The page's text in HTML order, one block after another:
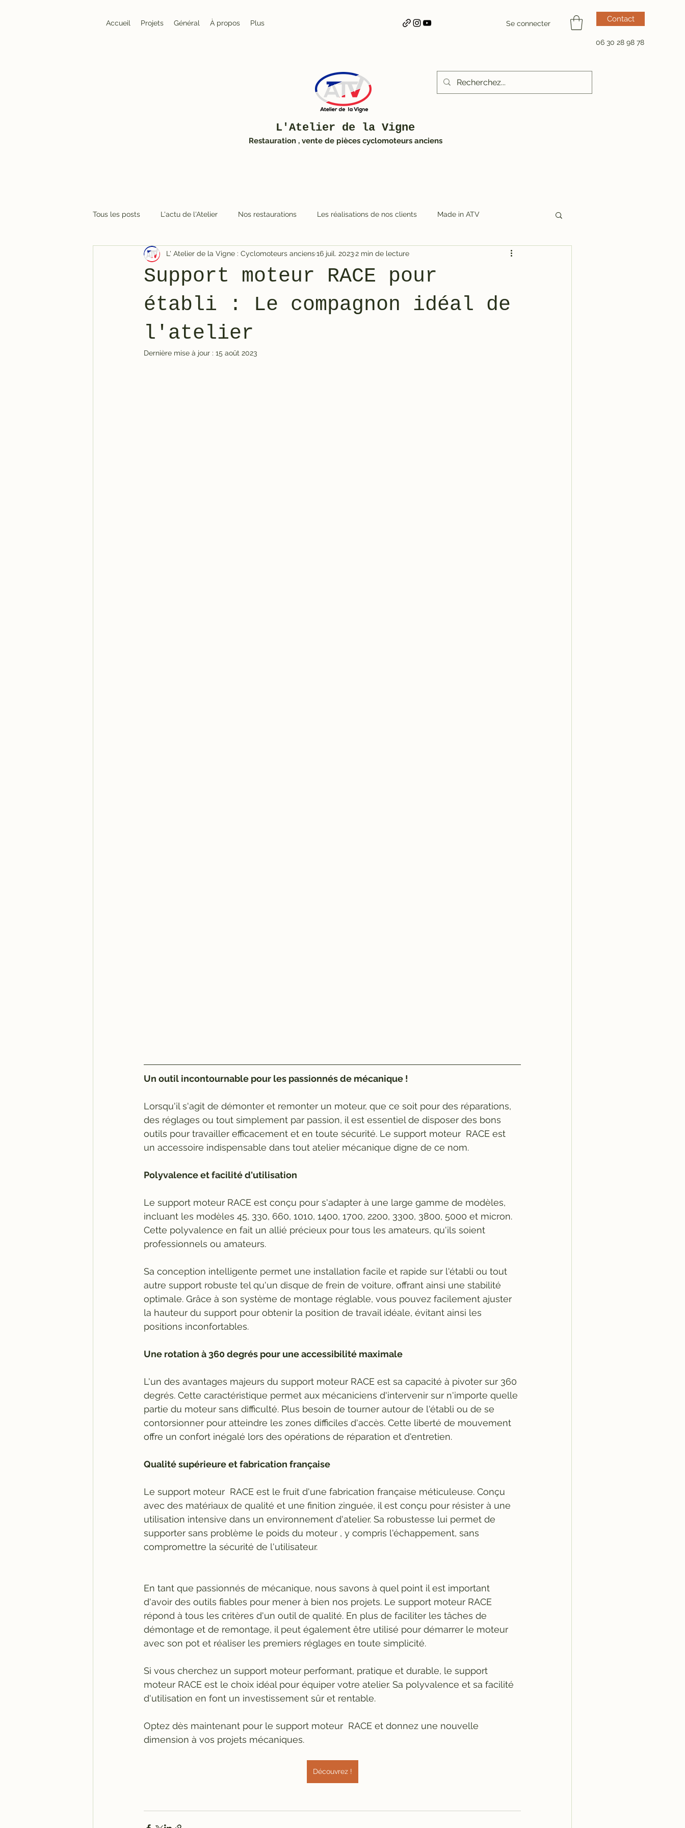
Accueil Projets Général À propos Plus Se connecter Contact
06 30 28 98 78
L'Atelier de la Vigne
Restauration , vente de pièces cyclomoteurs anciens
Tous les posts L'actu de l'Atelier Nos restaurations Les réalisations de nos clients Made in ATV
Support moteur RACE pour
établi : Le compagnon idéal de
l'atelier
L' Atelier de la Vigne : Cyclomoteurs anciens16 juil. 20232 min de lecture
Dernière mise à jour : 15 août 2023
Un outil incontournable pour les passionnés de mécanique !
Lorsqu'il s'agit de démonter et remonter un moteur, que ce soit pour des réparations,
des réglages ou tout simplement par passion, il est essentiel de disposer des bons
outils pour travailler efficacement et en toute sécurité. Le support moteur  RACE est
un accessoire indispensable dans tout atelier mécanique digne de ce nom.
Polyvalence et facilité d'utilisation
Le support moteur RACE est conçu pour s'adapter à une large gamme de modèles,
incluant les modèles 45, 330, 660, 1010, 1400, 1700, 2200, 3300, 3800, 5000 et micron.
Cette polyvalence en fait un allié précieux pour tous les amateurs, qu'ils soient
professionnels ou amateurs.
Sa conception intelligente permet une installation facile et rapide sur l'établi ou tout
autre support robuste tel qu'un disque de frein de voiture, offrant ainsi une stabilité
optimale. Grâce à son système de montage réglable, vous pouvez facilement ajuster
la hauteur du support pour obtenir la position de travail idéale, évitant ainsi les
positions inconfortables.
Une rotation à 360 degrés pour une accessibilité maximale
L'un des avantages majeurs du support moteur RACE est sa capacité à pivoter sur 360
degrés. Cette caractéristique permet aux mécaniciens d'intervenir sur n'importe quelle
partie du moteur sans difficulté. Plus besoin de tourner autour de l'établi ou de se
contorsionner pour atteindre les zones difficiles d'accès. Cette liberté de mouvement
offre un confort inégalé lors des opérations de réparation et d'entretien.
Qualité supérieure et fabrication française
Le support moteur  RACE est le fruit d'une fabrication française méticuleuse. Conçu
avec des matériaux de qualité et une finition zinguée, il est conçu pour résister à une
utilisation intensive dans un environnement d'atelier. Sa robustesse lui permet de
supporter sans problème le poids du moteur , y compris l'échappement, sans
compromettre la sécurité de l'utilisateur.
En tant que passionnés de mécanique, nous savons à quel point il est important
d'avoir des outils fiables pour mener à bien nos projets. Le support moteur RACE
répond à tous les critères d'un outil de qualité. En plus de faciliter les tâches de
démontage et de remontage, il peut également être utilisé pour démarrer le moteur
avec son pot et réaliser les premiers réglages en toute simplicité.
Si vous cherchez un support moteur performant, pratique et durable, le support
moteur RACE est le choix idéal pour équiper votre atelier. Sa polyvalence et sa facilité
d'utilisation en font un investissement sûr et rentable.
Optez dès maintenant pour le support moteur  RACE et donnez une nouvelle
dimension à vos projets mécaniques.
Découvrez !